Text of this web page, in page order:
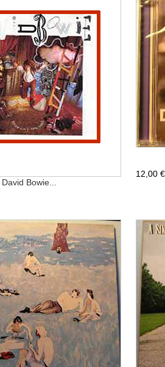
David Bowie...
12,00 €